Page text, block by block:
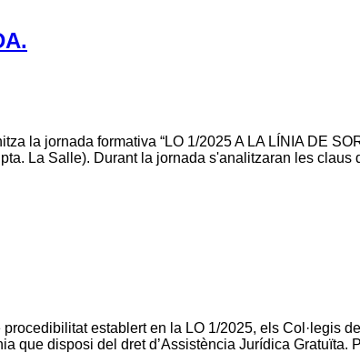
la jornada formativa “LO 1/2025 A LA LÍNIA DE
La Salle). Durant la jornada s'analitzaran les
establert en la LO 1/2025, els Col·legis
que disposi del dret d’Assistència Jurídica